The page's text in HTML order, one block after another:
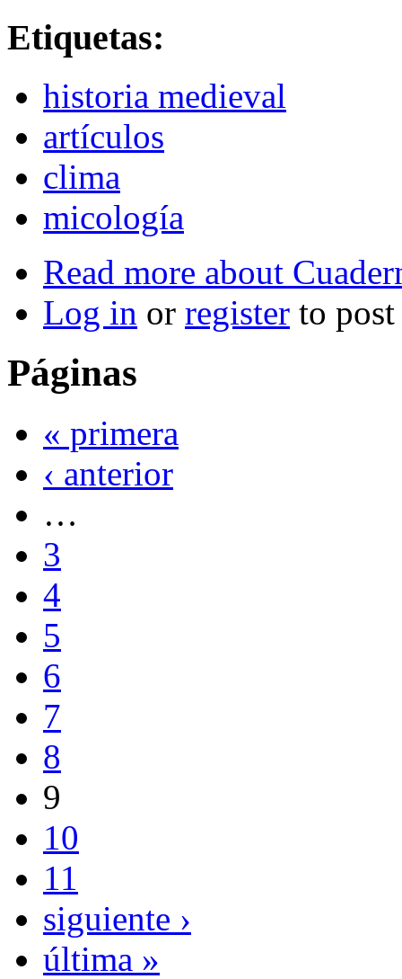
Etiquetas:
historia medieval
artículos
clima
micología
Read more about
Log in or register to
Páginas
« primera
‹ anterior
…
3
4
5
6
7
8
9
10
11
siguiente ›
última »